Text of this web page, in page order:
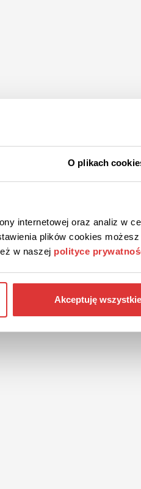
O plikach
internetowej oraz analiz w
plików cookies
w naszej polityce
Akceptuję wszystkie